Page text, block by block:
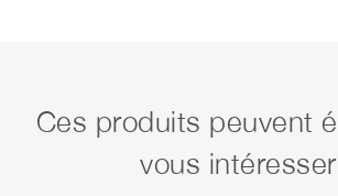
Ces produits peuvent
vous